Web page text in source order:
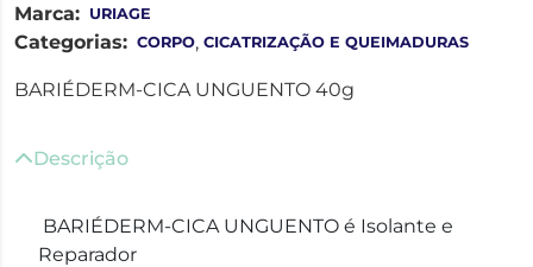
Marca: URIAGE
Categorias: CORPO, CICATRIZAÇÃO E QUEIMADURAS
BARIÉDERM-CICA UNGUENTO 40g
Descrição
BARIÉDERM-CICA UNGUENTO é Isolante e
Reparador